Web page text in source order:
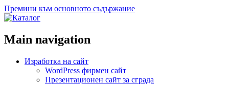
Премини към основното съдържание
Main navigation
Изработка на сайт
WordPress фирмен сайт
Презентационен сайт за сграда